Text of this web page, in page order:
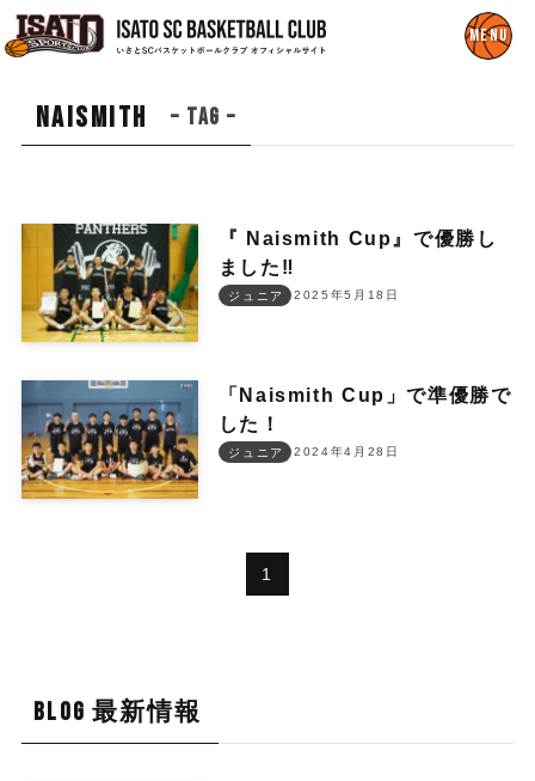
Naismith – tag –
『 Naismith Cup』で優勝し
ました‼︎
2025年5月18日
ジュニア
「Naismith Cup」で準優勝で
した！
2024年4月28日
ジュニア
1
BLOG 最新情報